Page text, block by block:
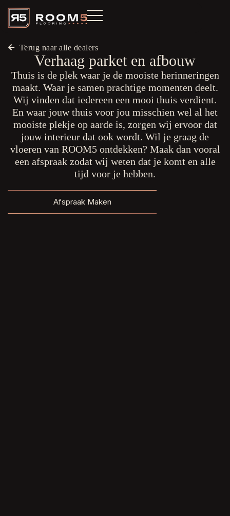
Terug naar alle dealers
Verhaag parket en afbouw
Thuis is de plek waar je de mooiste herinneringen
maakt. Waar je samen prachtige momenten deelt.
Wij vinden dat iedereen een mooi thuis verdient.
En waar jouw thuis voor jou misschien wel al het
mooiste plekje op aarde is, zorgen wij ervoor dat
jouw interieur dat ook wordt. Wil je graag de
vloeren van ROOM5 ontdekken? Maak dan vooral
een afspraak zodat wij weten dat je komt en alle
tijd voor je hebben.
Afspraak Maken